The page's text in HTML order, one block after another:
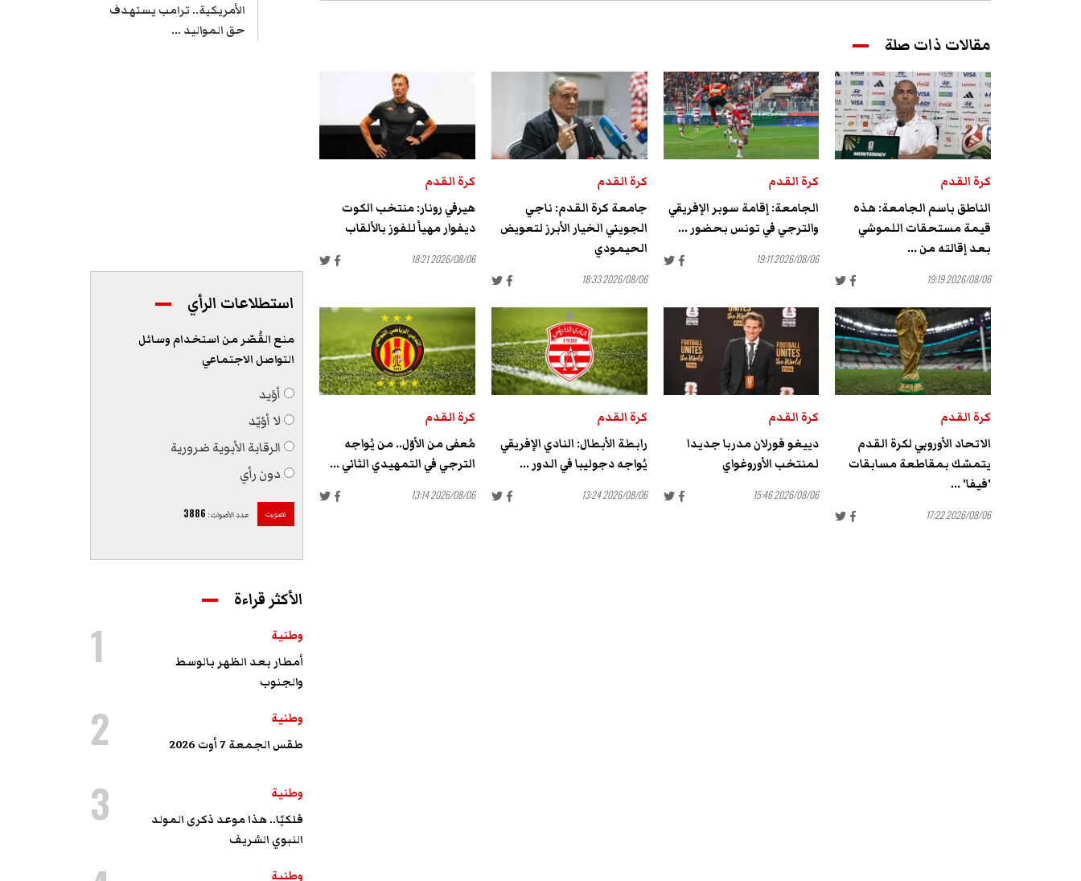
مقالات ذات صلة
كرة القدم
الناطق باسم الجامعة: هذه
قيمة مستحقات اللموشي
بعد إقالته من ...
2026/08/06 19:19
كرة القدم
الجامعة: إقامة سوبر الإفريقي
والترجي في تونس بحضور ...
2026/08/06 19:11
كرة القدم
جامعة كرة القدم: ناجي
الجويني الخيار الأبرز لتعويض
الحيمودي
2026/08/06 18:33
كرة القدم
هيرفي رونار: منتخب الكوت
ديفوار مهيأ للفوز بالألقاب
2026/08/06 18:21
كرة القدم
الاتحاد الأوروبي لكرة القدم
يتمسّك بمقاطعة مسابقات
'فيفا' ...
2026/08/06 17:22
كرة القدم
دييغو فورلان مدربا جديدا
لمنتخب الأوروغواي
2026/08/06 15:46
كرة القدم
رابطة الأبطال: النادي الإفريقي
يُواجه دجوليبا في الدور ...
2026/08/06 13:24
كرة القدم
مُعفى من الأوّل.. من يُواجه
الترجي في التمهيدي الثاني ...
2026/08/06 13:14
الأمريكية.. ترامب يستهدف
حق المواليد ...
استطلاعات الرأي
منع القُصّر من استخدام وسائل
التواصل الاجتماعي
أؤيد
لا أؤيّد
الرقابة الأبوية ضرورية
دون رأي
تصويت عدد الأصوات:
3886
الأكثر قراءة
وطنية
أمطار بعد الظهر بالوسط
والجنوب
1
وطنية
طقس الجمعة 7 أوت 2026
2
وطنية
فلكيًا.. هذا موعد ذكرى المولد
النبوي الشريف
3
وطنية